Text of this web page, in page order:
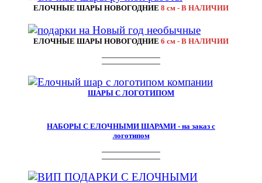
ЕЛОЧНЫЕ ШАРЫ НОВОГОДНИЕ 8 см - В НАЛИЧИИ
ЕЛОЧНЫЕ ШАРЫ НОВОГОДНИЕ 6 см - В НАЛИЧИИ
ШАРЫ С ЛОГОТИПОМ
НАБОРЫ С ЕЛОЧНЫМИ ШАРАМИ - на заказ с
логотипом